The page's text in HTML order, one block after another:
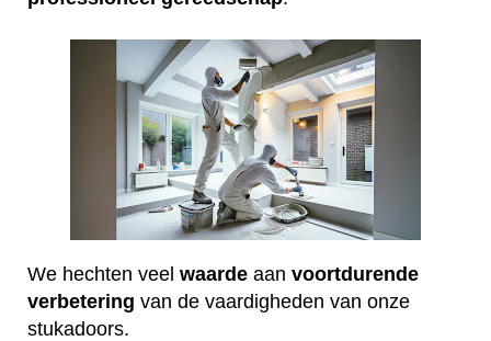
We hechten veel waarde aan voortdurende
verbetering van de vaardigheden van onze
stukadoors.